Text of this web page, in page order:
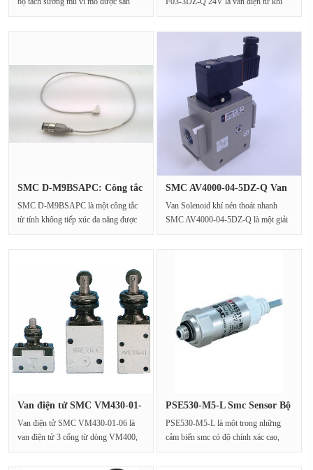
SMC D-M9BSAPC: Công tắc
SMC D-M9BSAPC là một công tắc
từ tính không tiếp xúc đa năng được
SMC AV4000-04-5DZ-Q Van
Van Solenoid khí nén thoát nhanh
SMC AV4000-04-5DZ-Q là một giải
Van điện tử SMC VM430-01-
Van điện tử SMC VM430-01-06 là
van điện tử 3 cổng từ dòng VM400,
PSE530-M5-L Smc Sensor Bộ
PSE530-M5-L là một trong những
cảm biến smc có độ chính xác cao,